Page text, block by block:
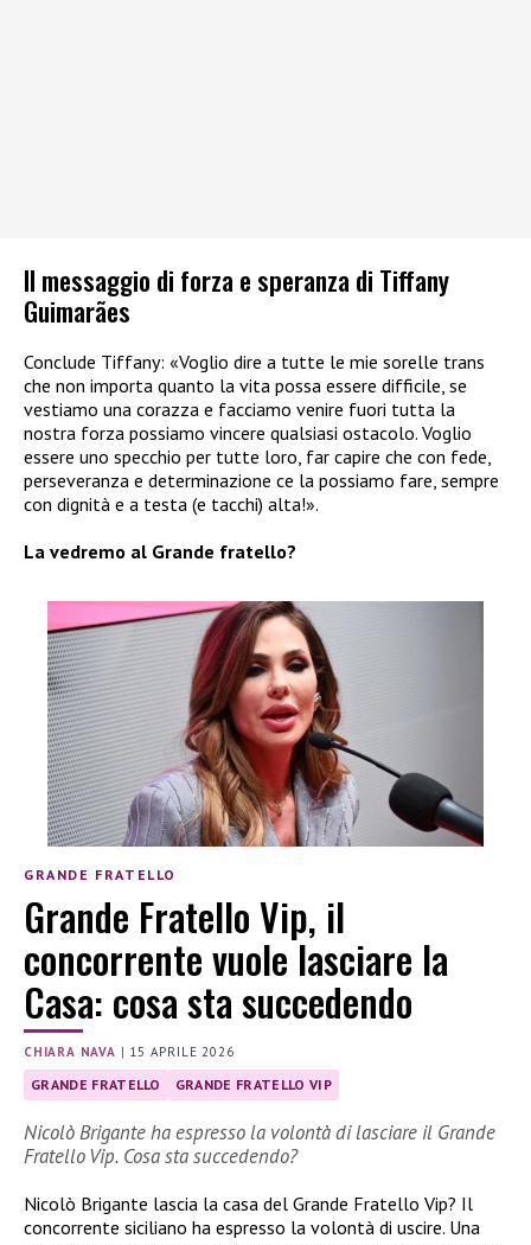
Il messaggio di forza e speranza di Tiffany
Guimarães
Conclude Tiffany: «Voglio dire a tutte le mie sorelle trans
che non importa quanto la vita possa essere difficile, se
vestiamo una corazza e facciamo venire fuori tutta la
nostra forza possiamo vincere qualsiasi ostacolo. Voglio
essere uno specchio per tutte loro, far capire che con fede,
perseveranza e determinazione ce la possiamo fare, sempre
con dignità e a testa (e tacchi) alta!».
La vedremo al Grande fratello?
GRANDE FRATELLO
Grande Fratello Vip, il
concorrente vuole lasciare la
Casa: cosa sta succedendo
CHIARA NAVA | 15 APRILE 2026
GRANDE FRATELLO GRANDE FRATELLO VIP
Nicolò Brigante ha espresso la volontà di lasciare il Grande
Fratello Vip. Cosa sta succedendo?
Nicolò Brigante lascia la casa del Grande Fratello Vip? Il
concorrente siciliano ha espresso la volontà di uscire. Una